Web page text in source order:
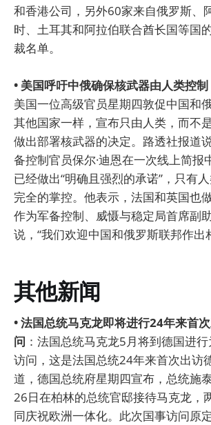
和香港公司，另外60家来自俄罗斯、
时、土耳其和阿拉伯联合酋长国等国
裁名单。
• 美国呼吁中俄确保核武器由人类控
美国一位高级官员星期四敦促中国和
其他国家一样，宣布只由人类，而不
做出部署核武器的决定。路透社报道
备控制官员保尔·迪恩在一次线上简报
已经做出“明确且强烈的承诺”，只有
完全的掌控。他表示，法国和英国也
作为军备控制、威慑与稳定局首席副
说，“我们欢迎中国和俄罗斯联邦作出
其他新闻
• 法国总统马克龙即将进行24年来首
问 ：法国总统马克龙5月将到德国进
访问，这是法国总统24年来首次出访
道，德国总统府星期四宣布，总统施
26日在柏林的总统官邸接待马克龙，
同庆祝欧洲一体化。此次国事访问原